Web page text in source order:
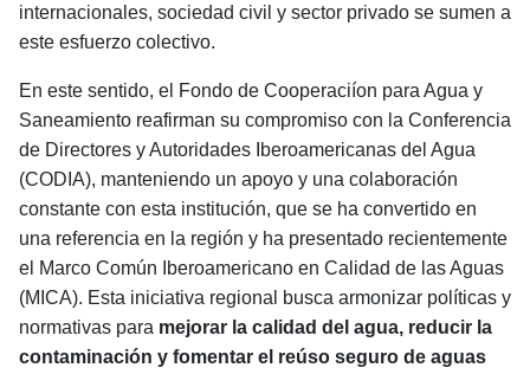
internacionales, sociedad civil y sector privado se sumen a
este esfuerzo colectivo.
En este sentido, el Fondo de Cooperaciíon para Agua y
Saneamiento reafirman su compromiso con la Conferencia
de Directores y Autoridades Iberoamericanas del Agua
(CODIA), manteniendo un apoyo y una colaboración
constante con esta institución, que se ha convertido en
una referencia en la región y ha presentado recientemente
el Marco Común Iberoamericano en Calidad de las Aguas
(MICA). Esta iniciativa regional busca armonizar políticas y
normativas para mejorar la calidad del agua, reducir la
contaminación y fomentar el reúso seguro de aguas